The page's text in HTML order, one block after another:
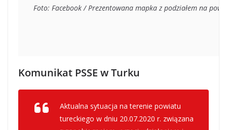
Foto: Facebook / Prezentowana mapka z podziałem na
Komunikat PSSE w Turku
Aktualna sytuacja na terenie powiatu
tureckiego w dniu 20.07.2020 r. związana